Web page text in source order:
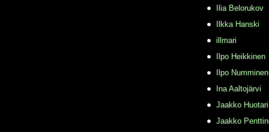
Ilia Belorukov
Ilkka Hanski
illmari
Ilpo Heikkinen
Ilpo Numminen
Ina Aaltojärvi
Jaakko Huotari
Jaakko